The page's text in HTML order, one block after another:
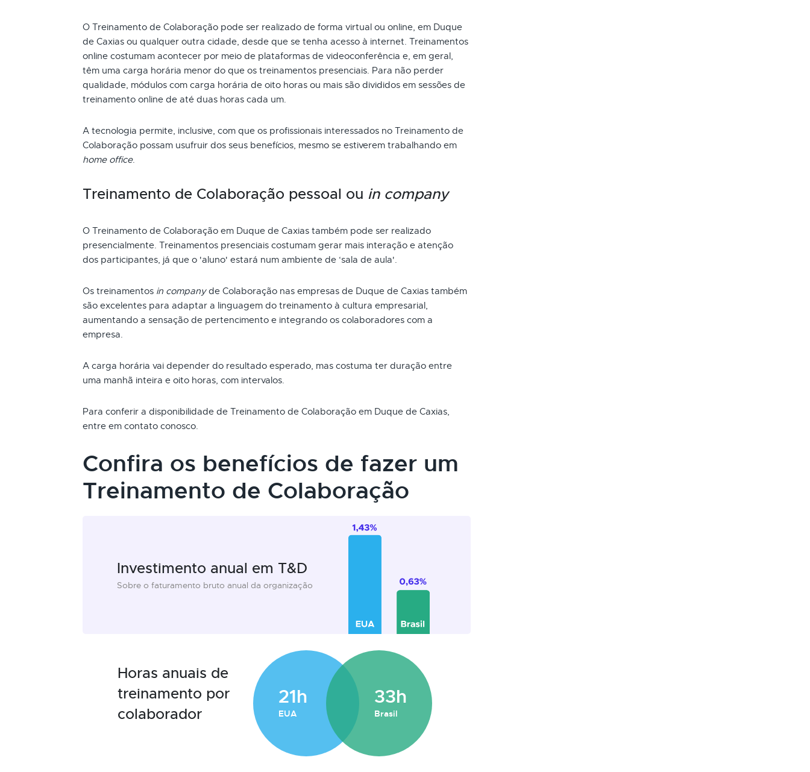
O Treinamento de Colaboração pode ser realizado de forma virtual ou online, em Duque
de Caxias ou qualquer outra cidade, desde que se tenha acesso à internet. Treinamentos
online costumam acontecer por meio de plataformas de videoconferência e, em geral,
têm uma carga horária menor do que os treinamentos presenciais. Para não perder
qualidade, módulos com carga horária de oito horas ou mais são divididos em sessões de
treinamento online de até duas horas cada um.
A tecnologia permite, inclusive, com que os profissionais interessados no Treinamento de
Colaboração possam usufruir dos seus benefícios, mesmo se estiverem trabalhando em
home office.
Treinamento de Colaboração pessoal ou in company
O Treinamento de Colaboração em Duque de Caxias também pode ser realizado
presencialmente. Treinamentos presenciais costumam gerar mais interação e atenção
dos participantes, já que o 'aluno' estará num ambiente de ‘sala de aula'.
Os treinamentos in companyde Colaboração nas empresas de Duque de Caxias também
são excelentes para adaptar a linguagem do treinamento à cultura empresarial,
aumentando a sensação de pertencimento e integrando os colaboradores com a
empresa.
A carga horária vai depender do resultado esperado, mas costuma ter duração entre
uma manhã inteira e oito horas, com intervalos.
Para conferir a disponibilidade de Treinamento de Colaboração em Duque de Caxias,
entre em contato conosco.
Confira os benefícios de fazer um
Treinamento de Colaboração
Investimento anual em T&D
Sobre o faturamento bruto anual da organização
Horas anuais de
treinamento por
colaborador
21h
EUA
33h
Brasil